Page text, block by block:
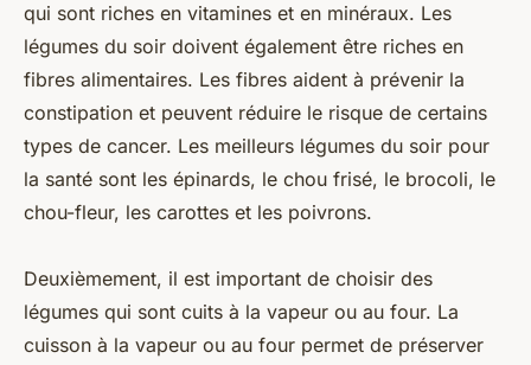
qui sont riches en vitamines et en minéraux. Les
légumes du soir doivent également être riches en
fibres alimentaires. Les fibres aident à prévenir la
constipation et peuvent réduire le risque de certains
types de cancer. Les meilleurs légumes du soir pour
la santé sont les épinards, le chou frisé, le brocoli, le
chou-fleur, les carottes et les poivrons.
Deuxièmement, il est important de choisir des
légumes qui sont cuits à la vapeur ou au four. La
cuisson à la vapeur ou au four permet de préserver